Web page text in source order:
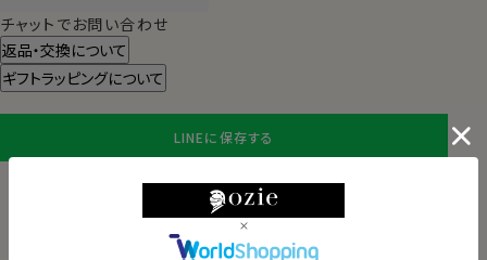
チャットでお問い合わせ
返品・交換について
ギフトラッピングについて
LINEに保存する